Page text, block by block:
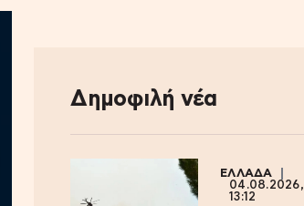
Δημοφιλή νέα
ΕΛΛΑΔΑ
04.08.2026,
13:12